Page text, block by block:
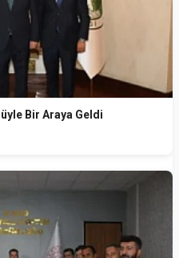
Bir Araya Geldi